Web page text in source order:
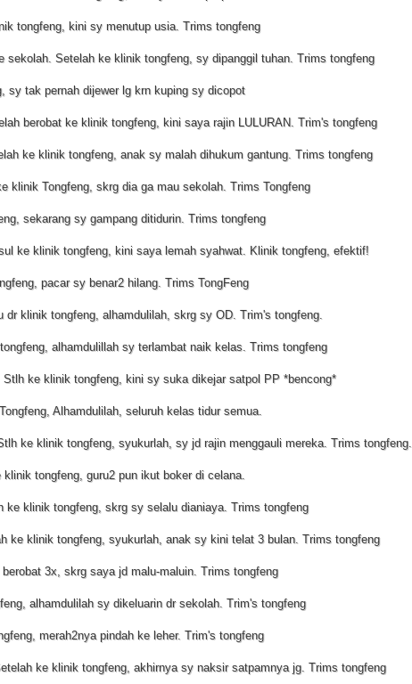
tongfeng, kini sy menutup usia. Trims tongfeng
Setelah ke klinik tongfeng, sy dipanggil tuhan. Trims tongfeng
sy tak pernah dijewer lg krn kuping sy dicopot
berobat ke klinik tongfeng, kini saya rajin LULURAN. Trim's tongfeng
ke klinik tongfeng, anak sy malah dihukum gantung. Trims tongfeng
klinik Tongfeng, skrg dia ga mau sekolah. Trims Tongfeng
sekarang sy gampang ditidurin. Trims tongfeng
ke klinik tongfeng, kini saya lemah syahwat. Klinik tongfeng, efektif!
pacar sy benar2 hilang. Trims TongFeng
klinik tongfeng, alhamdulilah, skrg sy OD. Trim's tongfeng.
alhamdulillah sy terlambat naik kelas. Trims tongfeng
ke klinik tongfeng, kini sy suka dikejar satpol PP *bencong*
Alhamdulilah, seluruh kelas tidur semua.
ke klinik tongfeng, syukurlah, sy jd rajin menggauli mereka. Trims tongfeng.
tongfeng, guru2 pun ikut boker di celana.
ke klinik tongfeng, skrg sy selalu dianiaya. Trims tongfeng
ke klinik tongfeng, syukurlah, anak sy kini telat 3 bulan. Trims tongfeng
3x, skrg saya jd malu-maluin. Trims tongfeng
alhamdulilah sy dikeluarin dr sekolah. Trim's tongfeng
merah2nya pindah ke leher. Trim's tongfeng
ke klinik tongfeng, akhirnya sy naksir satpamnya jg. Trims tongfeng